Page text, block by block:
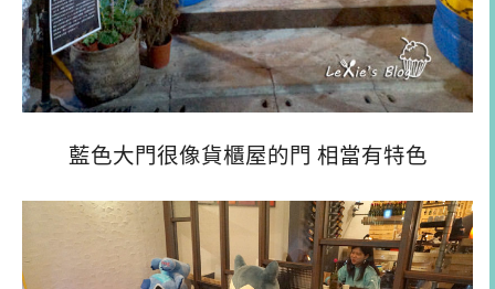
藍色大門很像貨櫃屋的門 相當有特色